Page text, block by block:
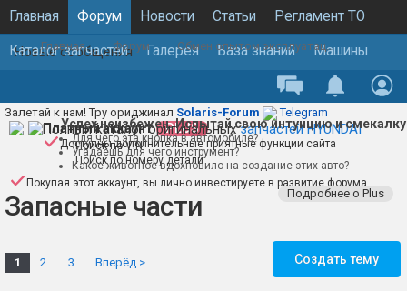
Главная Форум
Новые сообщения
Новости Статьи Регламент ТО
Каталог запчастей Галерея База знаний Машины
Главная Форум Обмен опытом эксплуатации
Залетай к нам! Тру ориджинал Solaris-Forum Telegram
Полный каталог оригинальныхзапчастей HYUNDAI
Поиск по VIN
Поиск по номеру детали
Успех неизбежен. Испытай свою интуицию и смекалку
Для чего эта кнопка в автомобиле?
Угадаешь для чего инструмент?
Какое животное вдохновило на создание этих авто?
Платный аккаунт PLUS
Доступны дополнительные приятные функции сайта
Покупая этот аккаунт, вы лично инвестируете в развитие форума
Подробнее о Plus
Запасные части
Создать тему
1 2 3 Вперёд >